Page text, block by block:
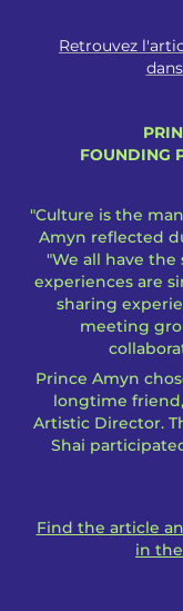
Retrouvez
FOUNDING
"Culture is the
Amyn reflected
"We all have
experiences are
sharing
meeting
Prince Amyn
longtime
Artistic Director.
Shai
Find the article
in